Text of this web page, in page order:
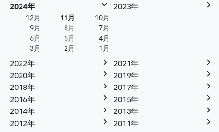
2024年
12月 11月
10月
9月
8月
7月
6月
5月
4月
3月
2月 1月
2023年
2022年
2021年
2020年
2019年
2018年
2017年
2016年
2015年
2014年
2013年
2012年
2011年